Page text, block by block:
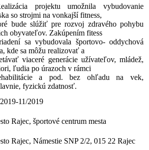
projektu umožnila vybudovanie
so strojmi na vonkajší fitness,
bude slúžiť pre rozvoj zdravého pohybu
obyvateľov. Zakúpením fitess
sa vybudovala športovo- oddychová
kde sa môžu realizovať a
viaceré generácie užívateľov, mládež,
ľudia po úrazoch v rámci
a pod. bez ohľadu na vek,
fyzickú zdatnosť.
11/2019
Rajec, športové centrum mesta
Rajec, Námestie SNP 2/2, 015 22 Rajec